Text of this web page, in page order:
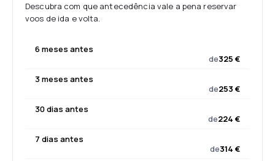
Descubra com que antecedência vale a pena reservar
voos de ida e volta.
6 meses antes
de325 €
3 meses antes
de253 €
30 dias antes
de224 €
7 dias antes
de314 €